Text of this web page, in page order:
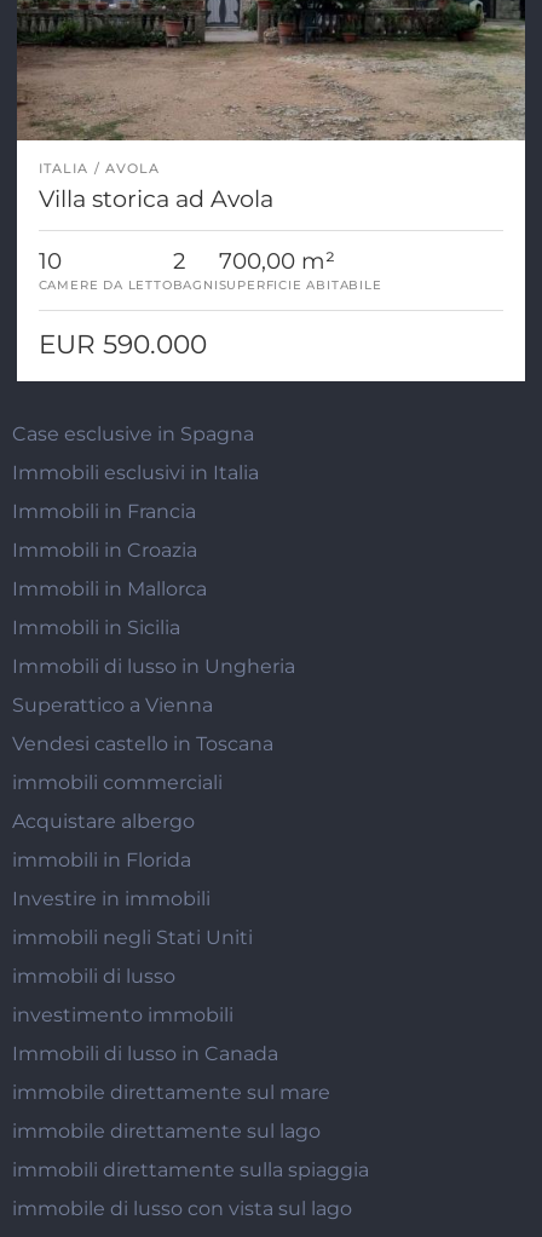
ITALIA AVOLA
Villa storica ad Avola
10
CAMERE DA LETTO
2
BAGNI
700,00 m²
SUPERFICIE ABITABILE
EUR 590.000
Case esclusive in Spagna
Immobili esclusivi in Italia
Immobili in Francia
Immobili in Croazia
Immobili in Mallorca
Immobili in Sicilia
Immobili di lusso in Ungheria
Superattico a Vienna
Vendesi castello in Toscana
immobili commerciali
Acquistare albergo
immobili in Florida
Investire in immobili
immobili negli Stati Uniti
immobili di lusso
investimento immobili
Immobili di lusso in Canada
immobile direttamente sul mare
immobile direttamente sul lago
immobili direttamente sulla spiaggia
immobile di lusso con vista sul lago